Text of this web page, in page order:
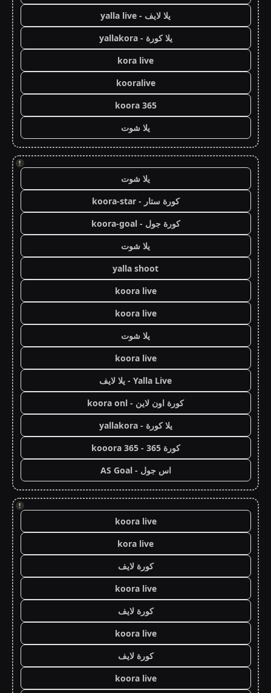
يلا لايف - yalla live
يلا كورة - yallakora
kora live
kooralive
koora 365
يلا شوت
!
يلا شوت
كورة ستار - koora-star
كورة جول - koora-goal
يلا شوت
yalla shoot
koora live
koora live
يلا شوت
koora live
Yalla Live - يلا لايف
كورة اون لاين - koora onl
يلا كورة - yallakora
كورة 365 - kooora 365
اس جول - AS Goal
!
koora live
kora live
كورة لايف
koora live
كورة لايف
koora live
كورة لايف
koora live